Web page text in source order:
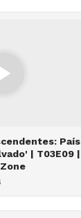
País
| T03E09 |